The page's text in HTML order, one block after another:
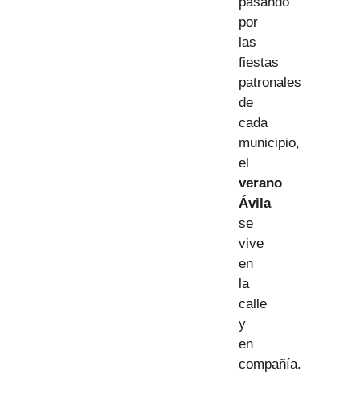
por
las
fiestas
patronales
de
cada
municipio,
el
verano
Ávila
se
vive
en
la
calle
y
en
compañía.